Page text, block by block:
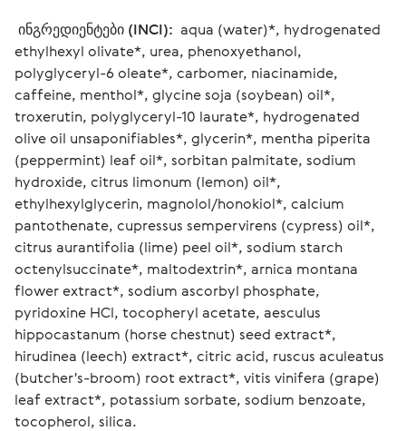
ინგრედიენტები (INCI): aqua (water)*, hydrogenated
ethylhexyl olivate*, urea, phenoxyethanol,
polyglyceryl-6 oleate*, carbomer, niacinamide,
caffeine, menthol*, glycine soja (soybean) oil*,
troxerutin, polyglyceryl-10 laurate*, hydrogenated
olive oil unsaponifiables*, glycerin*, mentha piperita
(peppermint) leaf oil*, sorbitan palmitate, sodium
hydroxide, citrus limonum (lemon) oil*,
ethylhexylglycerin, magnolol/honokiol*, calcium
pantothenate, cupressus sempervirens (cypress) oil*,
citrus aurantifolia (lime) peel oil*, sodium starch
octenylsuccinate*, maltodextrin*, arnica montana
flower extract*, sodium ascorbyl phosphate,
pyridoxine HCl, tocopheryl acetate, aesculus
hippocastanum (horse chestnut) seed extract*,
hirudinea (leech) extract*, citric acid, ruscus aculeatus
(butcher's-broom) root extract*, vitis vinifera (grape)
leaf extract*, potassium sorbate, sodium benzoate,
tocopherol, silica.